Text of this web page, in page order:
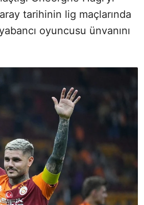
tarihinin lig maçlarında
oyuncusu ünvanını